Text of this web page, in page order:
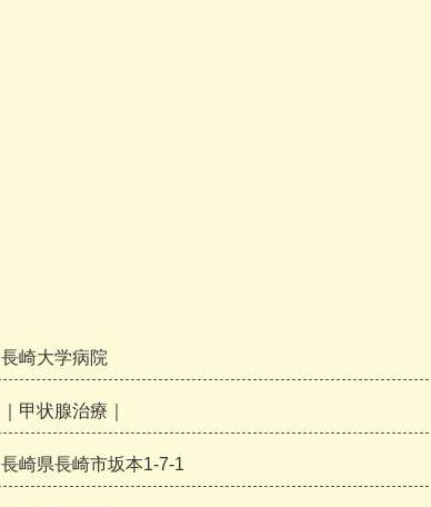
長崎大学病院
｜甲状腺治療｜
長崎県長崎市坂本1-7-1